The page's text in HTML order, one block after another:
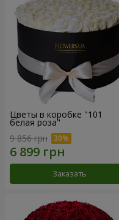
Цветы в коробке "101
белая роза"
9 856 грн
Заказать